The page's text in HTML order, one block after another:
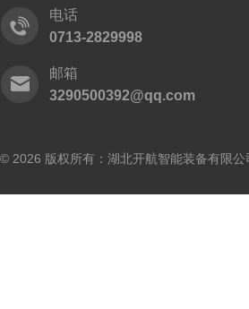
电话
0713-2829998
邮箱
3290500392@qq.com
© 2026 版权所有：湖北开航智能装备有限